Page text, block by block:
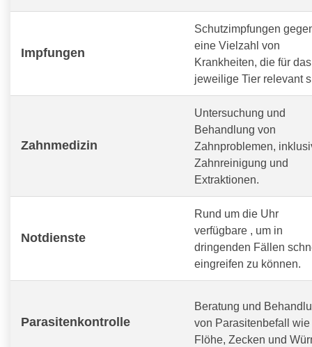
Impfungen
Schutzimpfungen
eine Vielzahl von
Krankheiten, die für das
jeweilige Tier relevant
Zahnmedizin
Untersuchung und
Behandlung von
Zahnproblemen,
Zahnreinigung und
Extraktionen.
Notdienste
Rund um die Uhr
verfügbare , um in
dringenden Fällen
eingreifen zu können.
Parasitenkontrolle
Beratung und
von Parasitenbefall wie
Flöhe, Zecken und